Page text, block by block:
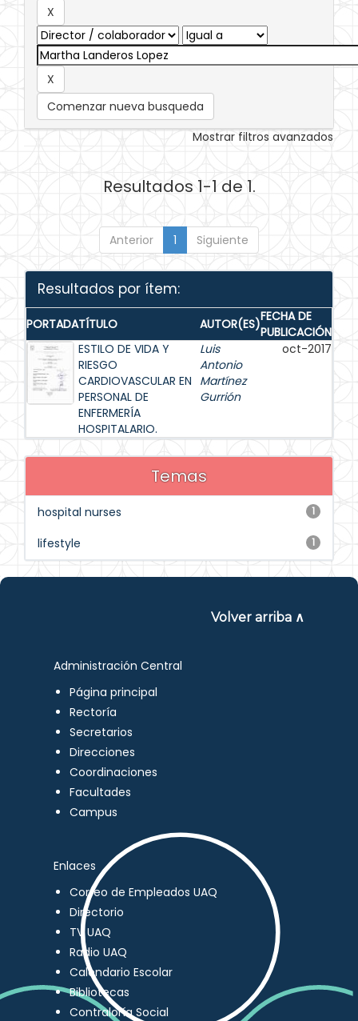
Comenzar nueva busqueda
Mostrar filtros avanzados
Resultados 1-1 de 1.
Anterior 1 Siguiente
Resultados por ítem:
PORTADATÍTULO AUTOR(ES)FECHA DE
PUBLICACIÓN
ESTILO DE VIDA Y
RIESGO
CARDIOVASCULAR EN
PERSONAL DE
ENFERMERÍA
HOSPITALARIO.
Luis
Antonio
Martínez
Gurrión
oct-2017
Temas
1
hospital nurses
1
lifestyle
Volver arriba ∧
Administración Central
Página principal
Rectoría
Secretarios
Direcciones
Coordinaciones
Facultades
Campus
Enlaces
Correo de Empleados UAQ
Directorio
TV UAQ
Radio UAQ
Calendario Escolar
Bibliotecas
Contraloría Social